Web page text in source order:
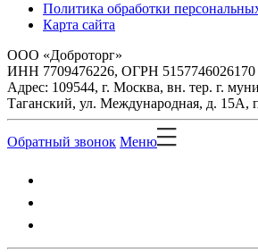
Политика обработки
Карта сайта
ООО «Доброторг»
ИНН 7709476226, ОГРН 5157746026170
Адрес: 109544, г. Москва, вн. тер. г.
Таганский, ул. Международная, д. 15А,
Обратный звонок Меню